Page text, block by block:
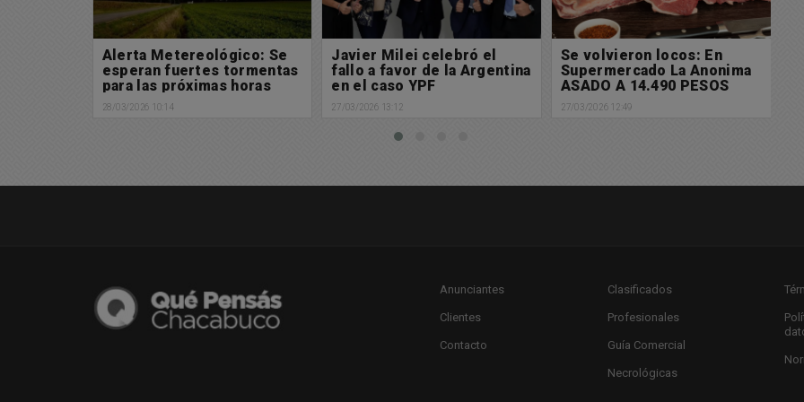
Alerta Metereológico: Se
esperan fuertes tormentas
para las próximas horas
28/03/2026 10:14
Javier Milei celebró el
fallo a favor de la Argentina
en el caso YPF
27/03/2026 13:12
Se volvieron locos: En
Supermercado La Anonima
ASADO A 14.490 PESOS
27/03/2026 12:49
Anunciantes
Clientes
Contacto
Clasificados
Profesionales
Guía Comercial
Necrológicas